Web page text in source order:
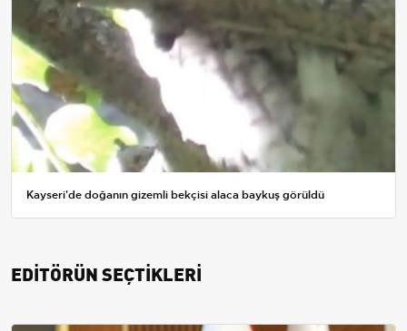
Kayseri'de doğanın gizemli bekçisi alaca baykuş görüldü
EDİTÖRÜN SEÇTİKLERİ